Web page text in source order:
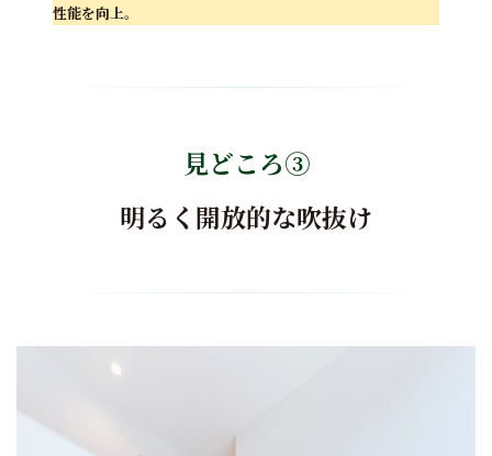
性能を向上。
見どころ③
明るく開放的な吹抜け